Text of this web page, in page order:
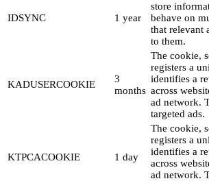
IDSYNC 1 year
store
behave on
that relevant
to them.
KADUSERCOOKIE
3
months
The cookie,
registers a
identifies a
across
ad network.
targeted ads.
KTPCACOOKIE 1 day
The cookie,
registers a
identifies a
across
ad network.